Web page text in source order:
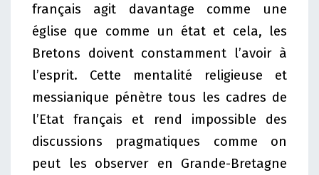
français agit davantage comme une
église que comme un état et cela, les
Bretons doivent constamment l’avoir à
l’esprit. Cette mentalité religieuse et
messianique pénètre tous les cadres de
l’Etat français et rend impossible des
discussions pragmatiques comme on
peut les observer en Grande-Bretagne